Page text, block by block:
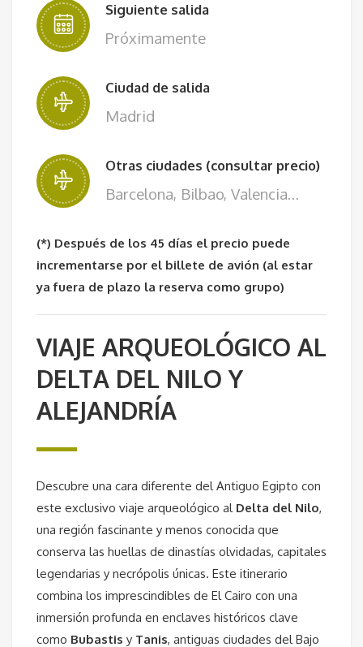
Siguiente salida
Próximamente
Ciudad de salida
Madrid
Otras ciudades (consultar precio)
Barcelona, Bilbao, Valencia…
(*) Después de los 45 días el precio puede
incrementarse por el billete de avión (al estar
ya fuera de plazo la reserva como grupo)
VIAJE ARQUEOLÓGICO AL
DELTA DEL NILO Y
ALEJANDRÍA
Descubre una cara diferente del Antiguo Egipto con
este exclusivo viaje arqueológico al Delta del Nilo,
una región fascinante y menos conocida que
conserva las huellas de dinastías olvidadas, capitales
legendarias y necrópolis únicas. Este itinerario
combina los imprescindibles de El Cairo con una
inmersión profunda en enclaves históricos clave
como Bubastis y Tanis, antiguas ciudades del Bajo